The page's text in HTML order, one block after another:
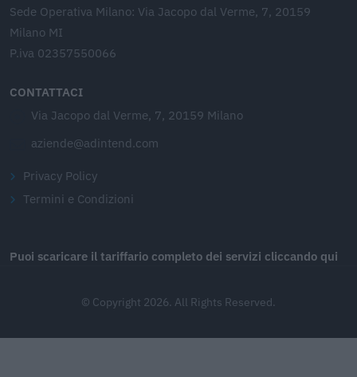
Sede Operativa Milano: Via Jacopo dal Verme, 7, 20159
Milano MI
P.iva 02357550066
CONTATTACI
Via Jacopo dal Verme, 7, 20159 Milano
aziende@adintend.com
Privacy Policy
Termini e Condizioni
Puoi scaricare il tariffario completo dei servizi cliccando qui
© Copyright 2026. All Rights Reserved.